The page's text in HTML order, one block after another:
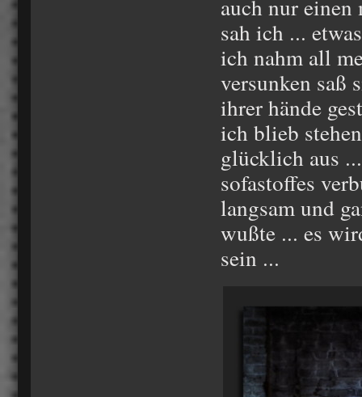
auch nur
sah ich ...
ich nahm all
versunken saß
ihrer hände
ich blieb
glücklich aus
sofastoffes
langsam und
wußte ... es
sein ...